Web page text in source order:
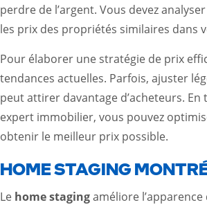
perdre de l’argent. Vous devez
les prix des propriétés similaires dans
Pour élaborer une stratégie de prix
tendances actuelles. Parfois, ajuster
peut attirer davantage d’acheteurs. En
expert immobilier, vous pouvez
obtenir le meilleur prix possible.
HOME STAGING
Le home stagingaméliore